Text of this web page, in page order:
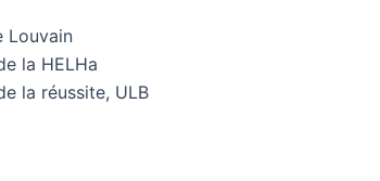
Louvain
la HELHa
la réussite, ULB